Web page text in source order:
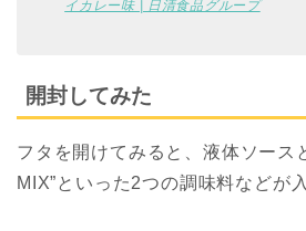
イカレー味 | 日清食品グループ
開封してみた
フタを開けてみると、液体ソース
MIX”といった2つの調味料などが